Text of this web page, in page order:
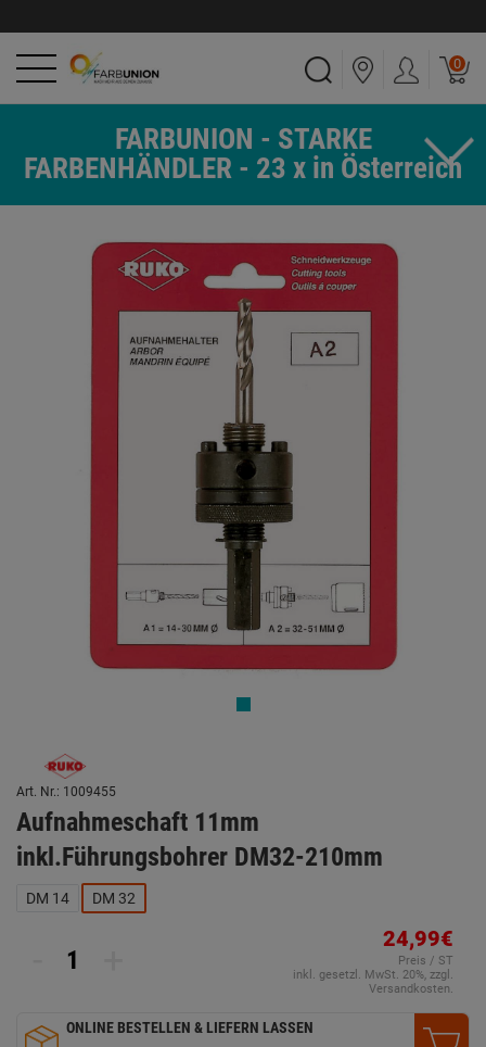
0
FARBUNION - STARKE
FARBENHÄNDLER - 23 x in Österreich
Art. Nr.: 1009455
Aufnahmeschaft 11mm
inkl.Führungsbohrer DM32-210mm
DM 14 DM 32
24,99€
Preis / ST
inkl. gesetzl. MwSt. 20%, zzgl.
Versandkosten.
ONLINE BESTELLEN & LIEFERN LASSEN